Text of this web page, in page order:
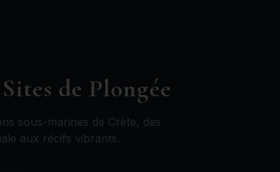
de Plongée
sous-marines de Crète, des
aux récifs vibrants.